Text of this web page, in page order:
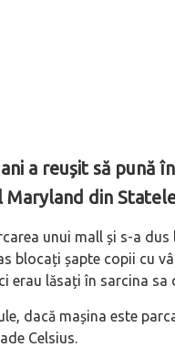
a reușit să pună
din
unui mall și s-a
blocați șapte copii cu
erau lăsați în sarcina sa
dacă mașina este
Celsius.